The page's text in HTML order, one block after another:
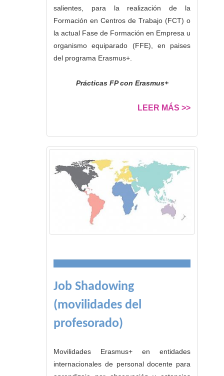
salientes, para la realización de la
Formación en Centros de Trabajo (FCT) o
la actual Fase de Formación en Empresa u
organismo equiparado (FFE), en paises
del programa Erasmus+.
Prácticas FP con Erasmus+
LEER MÁS >>
Job Shadowing
(movilidades del
profesorado)
Movilidades Erasmus+ en entidades
internacionales de personal docente para